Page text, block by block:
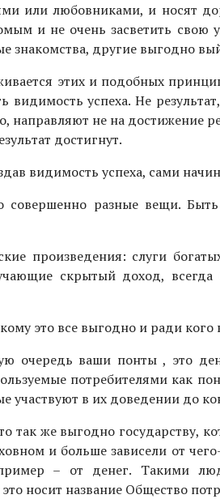
или любовниками, и носят
и не очень засветить свою
знакомства, другие выгодно
этих и подобных
видимость успеха. Не
направляют не на достижение
достигнут.
видимость успеха, сами
совершенно разные вещи.
произведения: слуги
скрытый доход, всегда
это все выгодно и ради
очередь ваши понты , это
потребителями как
участвуют в их доведении до
так же выгодно государству,
и больше зависели от
– от денег. Такими
носит название Общество